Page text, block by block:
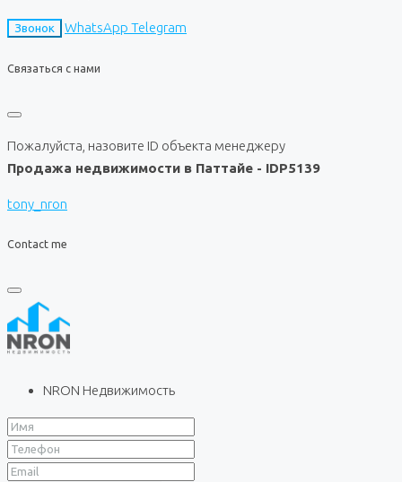
Звонок WhatsApp Telegram
Связаться с нами
Пожалуйста, назовите ID объекта менеджеру
Продажа недвижимости в Паттайе - IDP5139
tony_nron
Contact me
NRON Недвижимость